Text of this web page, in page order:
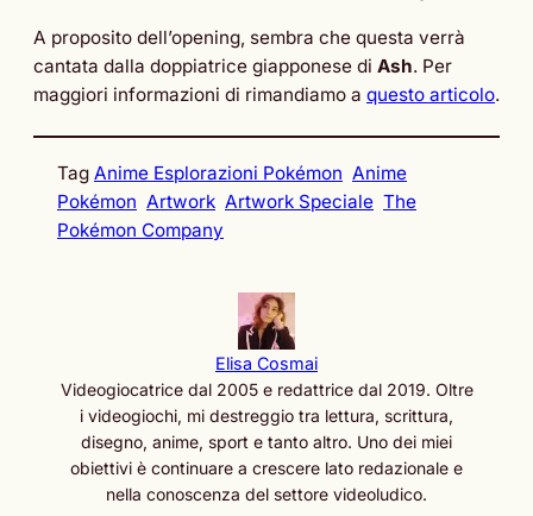
A proposito dell’opening, sembra che questa verrà
cantata dalla doppiatrice giapponese di Ash. Per
maggiori informazioni di rimandiamo a questo articolo.
Tag Anime Esplorazioni Pokémon Anime
Pokémon Artwork Artwork Speciale The
Pokémon Company
Elisa Cosmai
Videogiocatrice dal 2005 e redattrice dal 2019. Oltre
i videogiochi, mi destreggio tra lettura, scrittura,
disegno, anime, sport e tanto altro. Uno dei miei
obiettivi è continuare a crescere lato redazionale e
nella conoscenza del settore videoludico.